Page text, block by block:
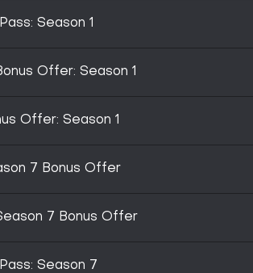
Season 1
Offer: Season 1
Offer: Season 1
7 Bonus Offer
7 Bonus Offer
Season 7